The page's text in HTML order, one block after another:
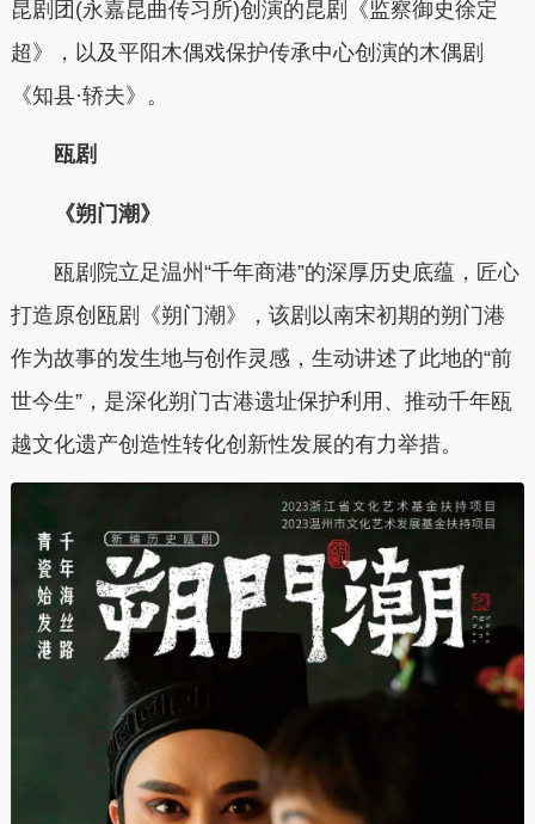
昆剧团(永嘉昆曲传习所)创演的昆剧《监察御史徐定
超》，以及平阳木偶戏保护传承中心创演的木偶剧
《知县·轿夫》 。
瓯剧
《朔门潮》
瓯剧院立足温州“千年商港”的深厚历史底蕴，匠心
打造原创瓯剧《朔门潮》，该剧以南宋初期的朔门港
作为故事的发生地与创作灵感，生动讲述了此地的“前
世今生”，是深化朔门古港遗址保护利用、推动千年瓯
越文化遗产创造性转化创新性发展的有力举措。